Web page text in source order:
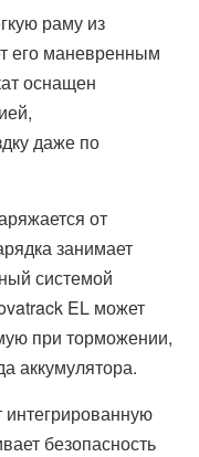
раму из
его маневренным
оснащен
даже по
от
занимает
системой
EL может
при торможении,
аккумулятора.
безопасность